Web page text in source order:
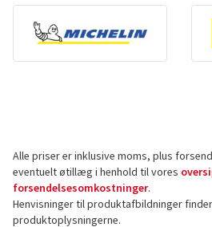
Alle priser er inklusive moms, plus
eventuelt øtillæg i henhold til vores
forsendelsesomkostninger.
Henvisninger til produktafbildninger
produktoplysningerne.